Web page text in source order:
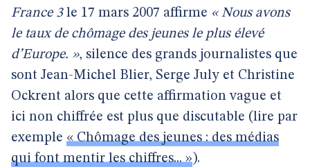
France 3le 17 mars 2007 affirme « Nous avons
le taux de chômage des jeunes le plus élevé
d’Europe. », silence des grands journalistes que
sont Jean-Michel Blier, Serge July et Christine
Ockrent alors que cette affirmation vague et
ici non chiffrée est plus que discutable (lire par
exemple « Chômage des jeunes : des médias
qui font mentir les chiffres... »).